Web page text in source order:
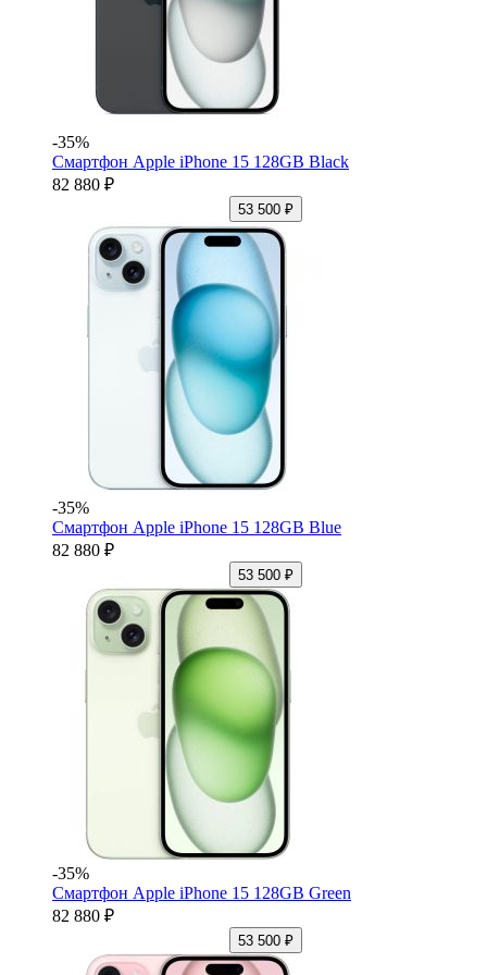
-35%
Смартфон Apple iPhone 15 128GB Black
82 880 ₽
53 500 ₽
-35%
Смартфон Apple iPhone 15 128GB Blue
82 880 ₽
53 500 ₽
-35%
Смартфон Apple iPhone 15 128GB Green
82 880 ₽
53 500 ₽